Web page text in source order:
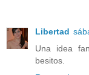
Libertad
Una idea
besitos.